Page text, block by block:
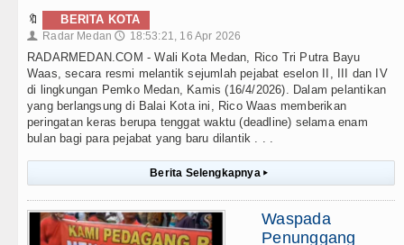
🔖 BERITA KOTA
👤 Radar Medan 🕔 18:53:21, 16 Apr 2026
RADARMEDAN.COM - Wali Kota Medan, Rico Tri Putra Bayu
Waas, secara resmi melantik sejumlah pejabat eselon II, III dan IV
di lingkungan Pemko Medan, Kamis (16/4/2026). Dalam pelantikan
yang berlangsung di Balai Kota ini, Rico Waas memberikan
peringatan keras berupa tenggat waktu (deadline) selama enam
bulan bagi para pejabat yang baru dilantik . . .
Berita Selengkapnya ▸
Waspada
Penunggang